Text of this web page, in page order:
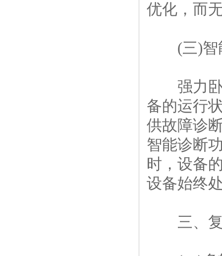
优化，而
(三)智
强力卧
备的运行
供故障诊
智能诊断
时，设备
设备始终
三、复